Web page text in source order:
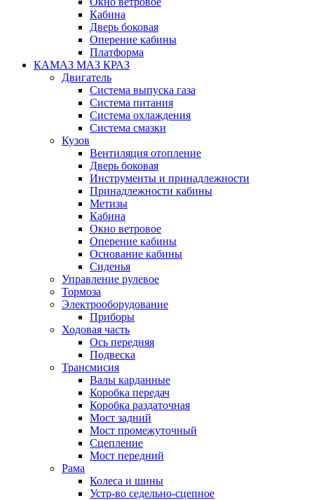
Кабина
Дверь боковая
Оперение кабины
Платформа
КАМАЗ МАЗ КРАЗ
Двигатель
Система выпуска газа
Система питания
Система охлаждения
Система смазки
Кузов
Вентиляция отопление
Дверь боковая
Инструменты и принадлежности
Принадлежности кабины
Метизы
Кабина
Окно ветровое
Оперение кабины
Основание кабины
Сиденья
Управление рулевое
Тормоза
Электрооборудование
Приборы
Ходовая часть
Ось передняя
Подвеска
Трансмисия
Валы карданные
Коробка передач
Коробка раздаточная
Мост задний
Мост промежуточный
Сцепление
Мост передний
Рама
Колеса и шины
Устр-во седельно-сцепное